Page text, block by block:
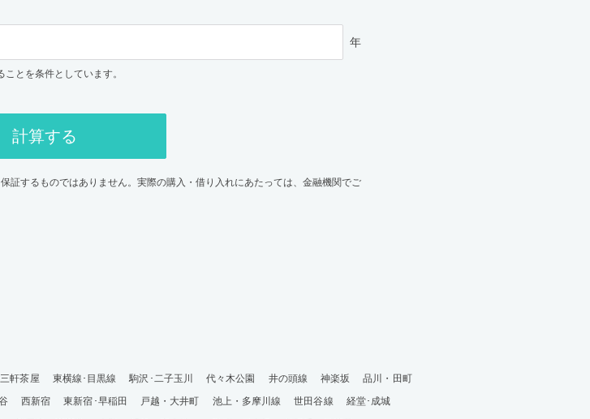
年
とを条件としています。
計算する
証するものではありません。実際の購入・借り入れにあたっては、金融機関でご
軒茶屋 東横線･目黒線 駒沢･二子玉川 代々木公園 井の頭線 神楽坂
品川・田町
西新宿 東新宿･早稲田 戸越・大井町 池上・多摩川線 世田谷線
経堂･成城